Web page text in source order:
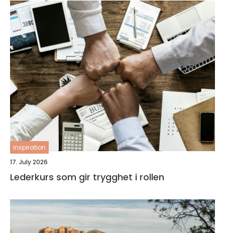
inspiration
17. July 2026
Lederkurs som gir trygghet i rollen